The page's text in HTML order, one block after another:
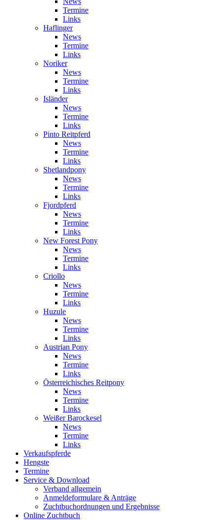
Termine
Links
Haflinger
News
Termine
Links
Noriker
News
Termine
Links
Isländer
News
Termine
Links
Pinto Reitpferd
News
Termine
Links
Shetlandpony
News
Termine
Links
Fjordpferd
News
Termine
Links
New Forest Pony
News
Termine
Links
Criollo
News
Termine
Links
Huzule
News
Termine
Links
Austrian Pony
News
Termine
Links
Österreichisches Reitpony
News
Termine
Links
Weißer Barockesel
News
Termine
Links
Verkaufspferde
Hengste
Termine
Service & Download
Verband allgemein
Anmeldeformulare & Anträge
Zuchtbuchordnungen und Ergebnisse
Online Zuchtbuch